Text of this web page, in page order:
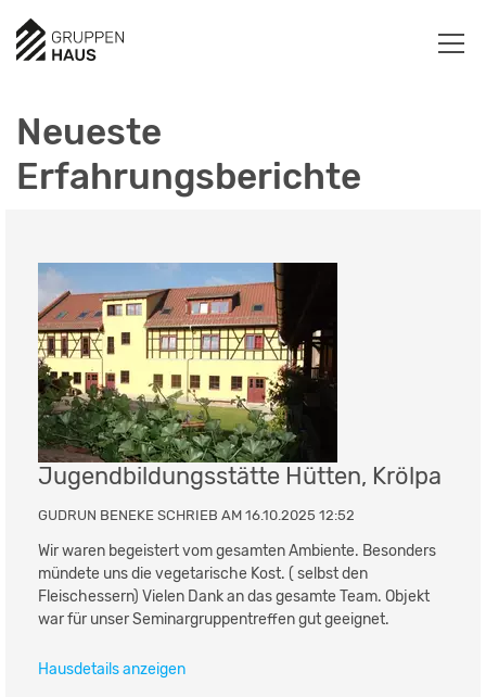
Neueste
Erfahrungsberichte
Jugendbildungsstätte Hütten, Krölpa
GUDRUN BENEKE SCHRIEB AM 16.10.2025 12:52
Wir waren begeistert vom gesamten Ambiente. Besonders
mündete uns die vegetarische Kost. ( selbst den
Fleischessern) Vielen Dank an das gesamte Team. Objekt
war für unser Seminargruppentreffen gut geeignet.
Hausdetails anzeigen